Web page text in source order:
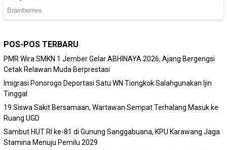
POS-POS TERBARU
PMR Wira SMKN 1 Jember Gelar ABHINAYA 2026, Ajang Bergengsi
Cetak Relawan Muda Berprestasi
Imigrasi Ponorogo Deportasi Satu WN Tiongkok Salahgunakan Ijin
Tinggal
19 Siswa Sakit Bersamaan, Wartawan Sempat Terhalang Masuk ke
Ruang UGD
Sambut HUT RI ke-81 di Gunung Sanggabuana, KPU Karawang Jaga
Stamina Menuju Pemilu 2029